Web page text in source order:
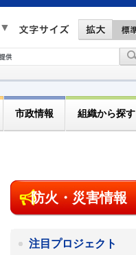
▼
市政情報 組織から探す
防火・災害情報
注目プロジェクト